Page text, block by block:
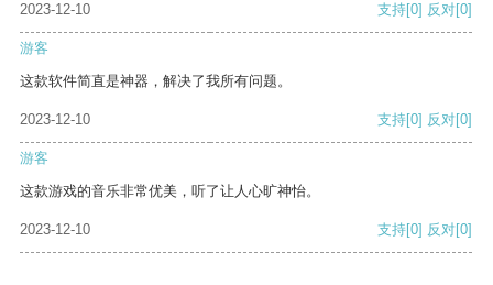
2023-12-10 支持[0] 反对[0]
游客
这款软件简直是神器，解决了我所有问题。
2023-12-10 支持[0] 反对[0]
游客
这款游戏的音乐非常优美，听了让人心旷神怡。
2023-12-10 支持[0] 反对[0]